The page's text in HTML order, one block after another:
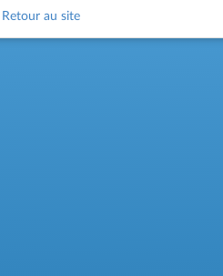
Retour au site